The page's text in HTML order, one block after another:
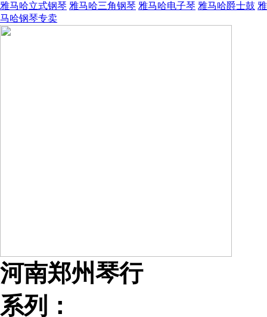
雅马哈立式钢琴 雅马哈三角钢琴 雅马哈电子琴 雅马哈爵士鼓
马哈钢琴专卖
河南郑州琴行
系列：